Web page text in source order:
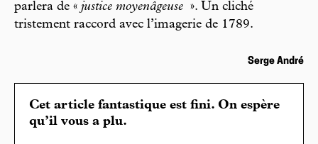
parlera de « justice moyenâgeuse ». Un cliché
tristement raccord avec l’imagerie de 1789.
Serge André
Cet article fantastique est fini. On espère
qu’il vous a plu.